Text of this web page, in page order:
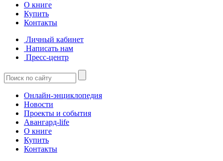
О книге
Купить
Контакты
Личный кабинет
Написать нам
Пресс-центр
Онлайн-энциклопедия
Новости
Проекты и события
Авангард-life
О книге
Купить
Контакты